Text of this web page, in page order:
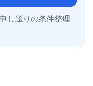
し送りの条件整理